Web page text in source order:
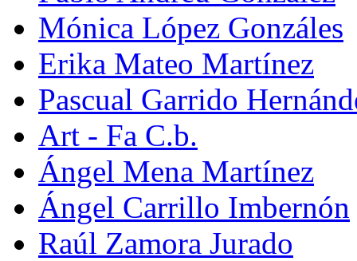
Mónica López Gonzáles
Erika Mateo Martínez
Pascual Garrido
Art - Fa C.b.
Ángel Mena Martínez
Ángel Carrillo Imbernón
Raúl Zamora Jurado